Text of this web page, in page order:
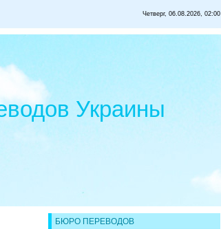
Четверг, 06.08.2026, 02:00
Украины
БЮРО ПЕРЕВОДОВ